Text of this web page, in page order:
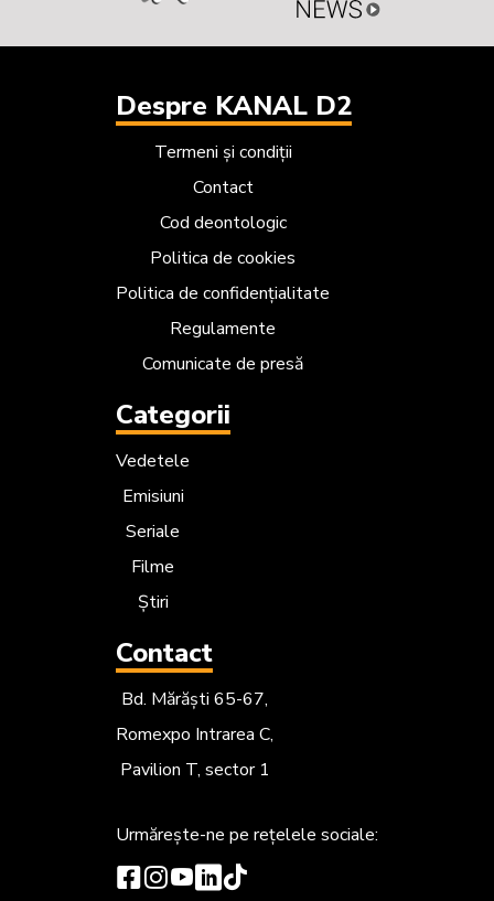
Despre KANAL D2
Termeni și condiții
Contact
Cod deontologic
Politica de cookies
Politica de confidențialitate
Regulamente
Comunicate de presă
Categorii
Vedetele
Emisiuni
Seriale
Filme
Știri
Contact
Bd. Mărăști 65-67,
Romexpo Intrarea C,
Pavilion T, sector 1
Urmărește-ne pe rețelele sociale: